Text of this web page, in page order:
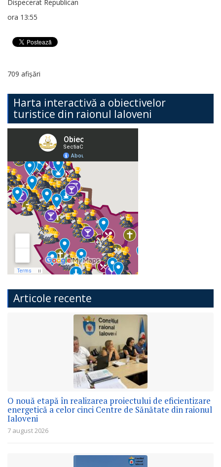
Dispecerat Republican
ora 13:55
709 afișări
Harta interactivă a obiectivelor
turistice din raionul Ialoveni
Articole recente
O nouă etapă în realizarea proiectului de eficientizare
energetică a celor cinci Centre de Sănătate din raionul
Ialoveni
7 august 2026